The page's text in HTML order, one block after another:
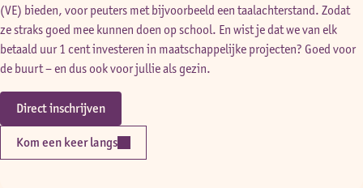
(VE) bieden, voor peuters met bijvoorbeeld een taalachterstand. Zodat
ze straks goed mee kunnen doen op school. En wist je dat we van elk
betaald uur 1 cent investeren in maatschappelijke projecten? Goed voor
de buurt – en dus ook voor jullie als gezin.
Direct inschrijven
Kom een keer langs